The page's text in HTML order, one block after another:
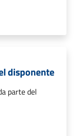
disponente
parte del